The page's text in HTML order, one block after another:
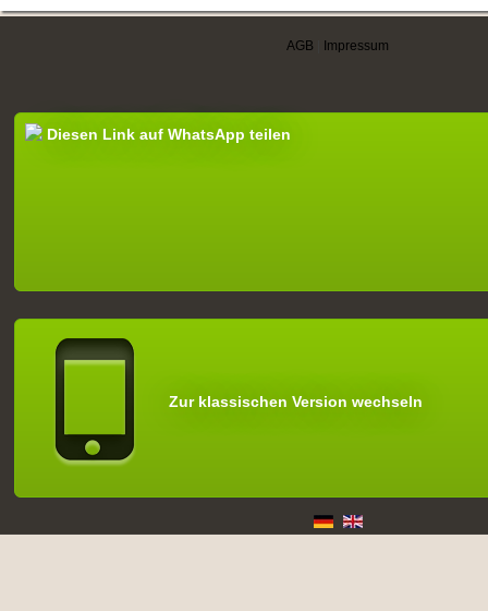
AGB Impressum
Diesen Link auf WhatsApp teilen
Zur klassischen Version wechseln